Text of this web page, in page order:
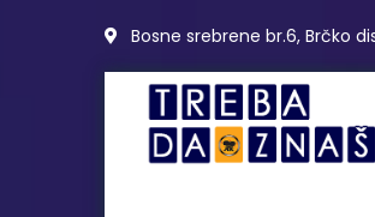
Bosne srebrene br.6, Brčko